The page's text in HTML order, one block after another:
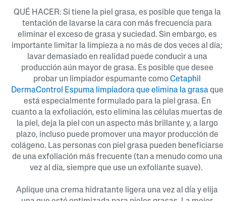
QUÉ HACER: Si tiene la piel grasa, es posible que tenga la
tentación de lavarse la cara con más frecuencia para
eliminar el exceso de grasa y suciedad. Sin embargo, es
importante limitar la limpieza a no más de dos veces al día;
lavar demasiado en realidad puede conducir a una
producción aún mayor de grasa. Es posible que desee
probar un limpiador espumante comoCetaphil
DermaControl Espuma limpiadora que elimina la grasaque
está especialmente formulado para la piel grasa. En
cuanto a la exfoliación, esto elimina las células muertas de
la piel, deja la piel con un aspecto más brillante y, a largo
plazo, incluso puede promover una mayor producción de
colágeno. Las personas con piel grasa pueden beneficiarse
de una exfoliación más frecuente (tan a menudo como una
vez al día, siempre que use un exfoliante suave).
Aplique una crema hidratante ligera una vez al día y elija